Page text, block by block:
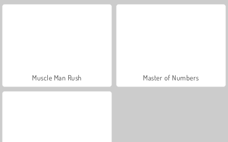
Muscle Man Rush Master of Numbers